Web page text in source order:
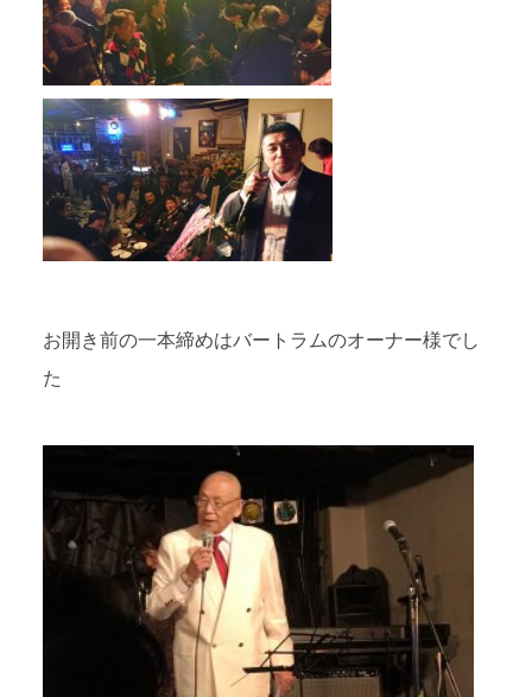
お開き前の一本締めはバートラムのオーナー様でし
た